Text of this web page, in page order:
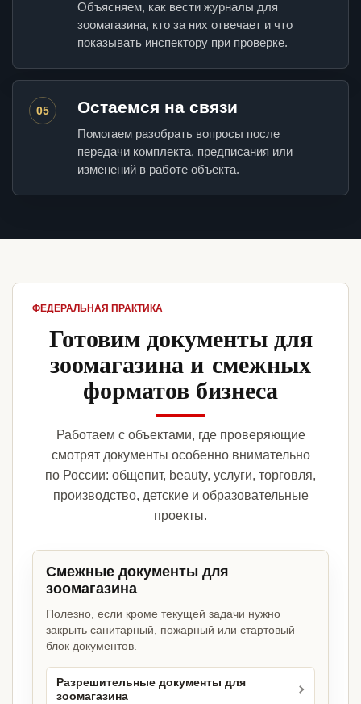
Объясняем, как вести журналы для
зоомагазина, кто за них отвечает и что
показывать инспектору при проверке.
05 Остаемся на связи
Помогаем разобрать вопросы после
передачи комплекта, предписания или
изменений в работе объекта.
ФЕДЕРАЛЬНАЯ ПРАКТИКА
Готовим документы для
зоомагазина и смежных
форматов бизнеса
Работаем с объектами, где проверяющие
смотрят документы особенно внимательно
по России: общепит, beauty, услуги, торговля,
производство, детские и образовательные
проекты.
Смежные документы для
зоомагазина
Полезно, если кроме текущей задачи нужно
закрыть санитарный, пожарный или стартовый
блок документов.
Разрешительные документы для
зоомагазина